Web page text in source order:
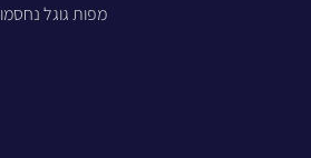
מפות גוגל